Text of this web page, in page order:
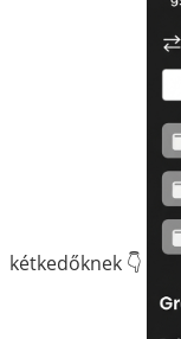
kétkedőknek 👇